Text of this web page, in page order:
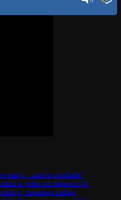
stariji – zato to predlaže"
iz jedne od najmoćnijih
napadaju i siluju